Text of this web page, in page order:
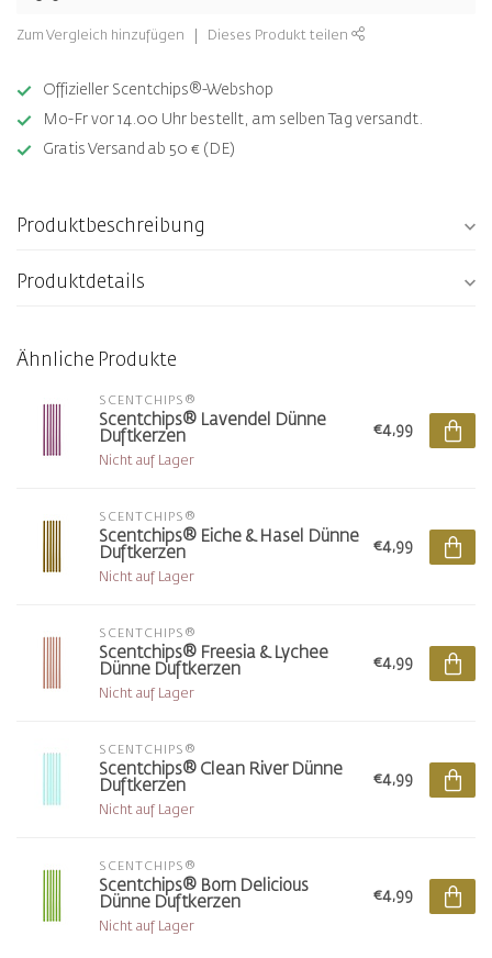
Zum Vergleich hinzufügen Dieses Produkt teilen
Offizieller Scentchips®-Webshop
Mo-Fr vor 14.00 Uhr bestellt, am selben Tag versandt.
Gratis Versand ab 50 € (DE)
Produktbeschreibung
Produktdetails
Ähnliche Produkte
SCENTCHIPS®
Scentchips® Lavendel Dünne
Duftkerzen
Nicht auf Lager
€4,99
SCENTCHIPS®
Scentchips® Eiche & Hasel Dünne
Duftkerzen
Nicht auf Lager
€4,99
SCENTCHIPS®
Scentchips® Freesia & Lychee
Dünne Duftkerzen
Nicht auf Lager
€4,99
SCENTCHIPS®
Scentchips® Clean River Dünne
Duftkerzen
Nicht auf Lager
€4,99
SCENTCHIPS®
Scentchips® Born Delicious
Dünne Duftkerzen
Nicht auf Lager
€4,99